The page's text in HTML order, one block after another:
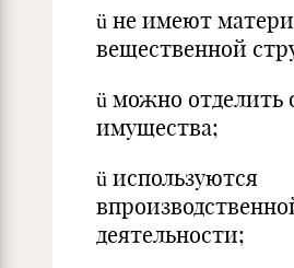
ü не имеют
вещественной
ü можно отделить
имущества;
ü используются
деятельности;